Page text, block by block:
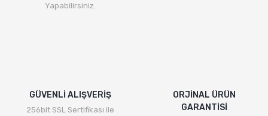
Yapabilirsiniz.
GÜVENLİ ALIŞVERİŞ
256bit SSL Sertifikası ile
ORJİNAL ÜRÜN
GARANTİSİ